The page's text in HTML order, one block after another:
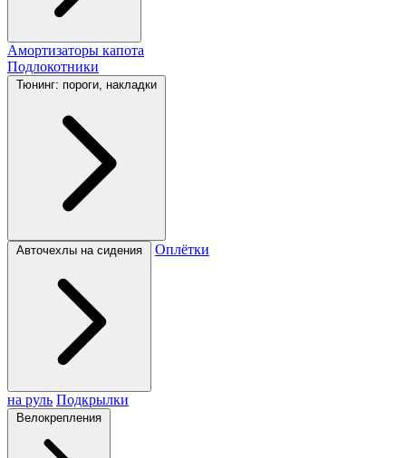
Амортизаторы капота
Подлокотники
Тюнинг: пороги, накладки
Авточехлы на сидения Оплётки
на руль Подкрылки
Велокрепления